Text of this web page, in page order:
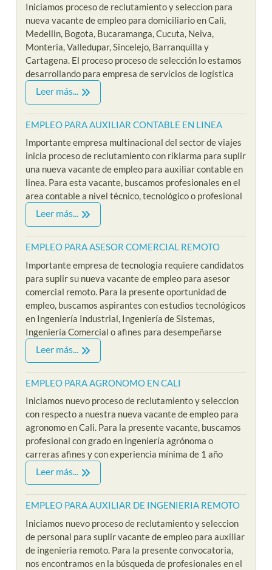
Iniciamos proceso de reclutamiento y seleccion para
nueva vacante de empleo para domiciliario en Cali,
Medellin, Bogota, Bucaramanga, Cucuta, Neiva,
Monteria, Valledupar, Sincelejo, Barranquilla y
Cartagena. El proceso proceso de selección lo estamos
desarrollando para empresa de servicios de logística
Leer más...
EMPLEO PARA AUXILIAR CONTABLE EN LINEA
Importante empresa multinacional del sector de viajes
inicia proceso de reclutamiento con riklarma para suplir
una nueva vacante de empleo para auxiliar contable en
linea. Para esta vacante, buscamos profesionales en el
area contable a nivel técnico, tecnológico o profesional
Leer más...
EMPLEO PARA ASESOR COMERCIAL REMOTO
Importante empresa de tecnologia requiere candidatos
para suplir su nueva vacante de empleo para asesor
comercial remoto. Para la presente oportunidad de
empleo, buscamos aspirantes con estudios tecnológicos
en Ingeniería Industrial, Ingeniería de Sistemas,
Ingeniería Comercial o afines para desempeñarse
Leer más...
EMPLEO PARA AGRONOMO EN CALI
Iniciamos nuevo proceso de reclutamiento y seleccion
con respecto a nuestra nueva vacante de empleo para
agronomo en Cali. Para la presente vacante, buscamos
profesional con grado en ingeniería agrónoma o
carreras afines y con experiencia mínima de 1 año
Leer más...
EMPLEO PARA AUXILIAR DE INGENIERIA REMOTO
Iniciamos nuevo proceso de reclutamiento y seleccion
de personal para suplir vacante de empleo para auxiliar
de ingenieria remoto. Para la presente convocatoria,
nos encontramos en la búsqueda de profesionales en el